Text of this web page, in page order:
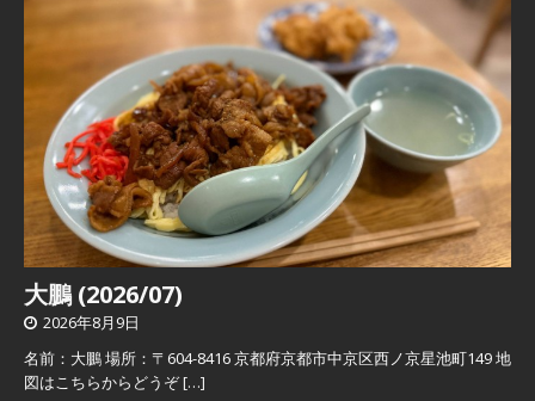
大鵬 (2026/07)
2026年8月9日
名前：大鵬 場所：〒604-8416 京都府京都市中京区西ノ京星池町149 地
図はこちらからどうぞ[…]